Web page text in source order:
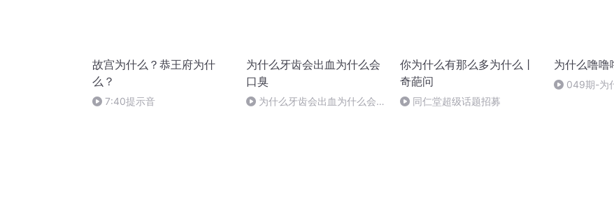
故宫为什么？恭王府为什
么？
7:40提示音
为什么牙齿会出血为什么会
口臭
为什么牙齿会出血为什么会口
你为什么有那么多为什么丨
奇葩问
同仁堂超级话题招募
为什么噜噜
049期-为